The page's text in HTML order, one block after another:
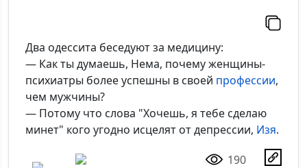
Два одессита беседуют за медицину:
— Как ты думаешь, Нема, почему женщины-
психиатры более успешны в своей профессии,
чем мужчины?
— Потому что слова "Хочешь, я тебе сделаю
минет" кого угодно исцелят от депрессии, Изя.
190